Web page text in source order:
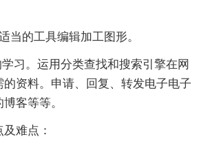
当的工具编辑加工图形。
习。运用分类查找和搜索引擎在网
资料。申请、回复、转发电子电子
客等等。
难点：